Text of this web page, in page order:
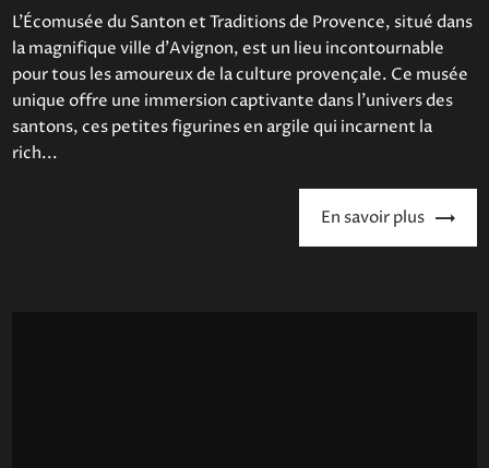
L'Écomusée du Santon et Traditions de Provence, situé dans
la magnifique ville d'Avignon, est un lieu incontournable
pour tous les amoureux de la culture provençale. Ce musée
unique offre une immersion captivante dans l'univers des
santons, ces petites figurines en argile qui incarnent la
rich...
En savoir plus